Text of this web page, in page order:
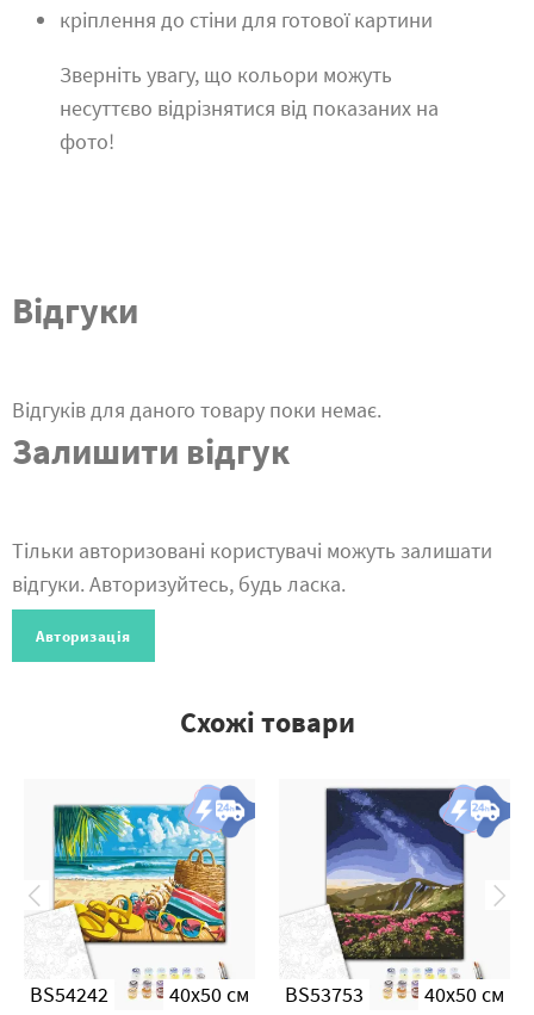
кріплення до стіни для готової картини
Зверніть увагу, що кольори можуть
несуттєво відрізнятися від показаних на
фото!
Відгуки
Відгуків для даного товару поки немає.
Залишити відгук
Тільки авторизовані користувачі можуть залишати
відгуки. Авторизуйтесь, будь ласка.
Авторизація
Схожі товари
BS54242 40x50 см BS53753 40x50 см